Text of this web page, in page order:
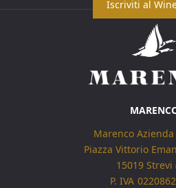
Marenco
Piazza Vittorio
15019 Strevi
P. IVA